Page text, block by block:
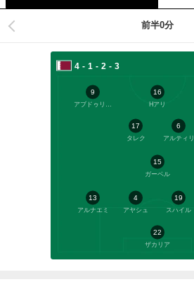
前半0分
4-1-2-3
13
アルナエミ
16
Hアリ
19
スハイル
22
ザカリア
9
4
アヤシュ
15
ガーベル
6
アルティリ
17
タレク